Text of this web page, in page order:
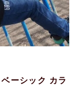
ーシック カラ